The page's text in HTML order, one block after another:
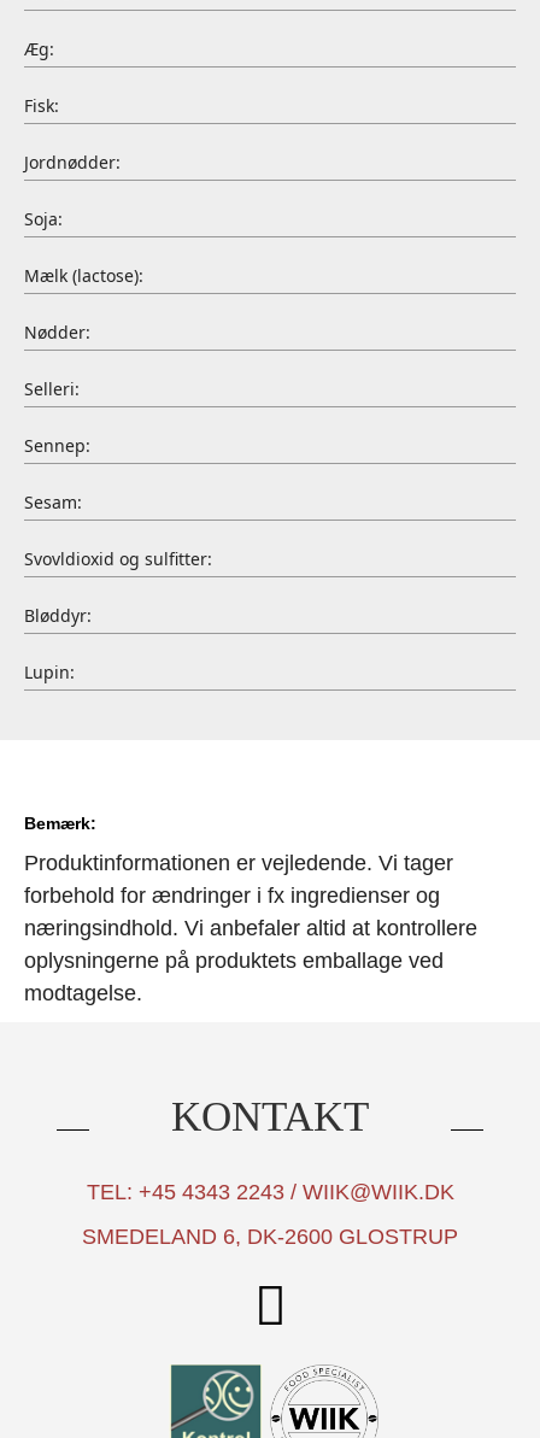
Æg:
Fisk:
Jordnødder:
Soja:
Mælk (lactose):
Nødder:
Selleri:
Sennep:
Sesam:
Svovldioxid og sulfitter:
Bløddyr:
Lupin:
Bemærk:
Produktinformationen er vejledende. Vi tager
forbehold for ændringer i fx ingredienser og
næringsindhold. Vi anbefaler altid at kontrollere
oplysningerne på produktets emballage ved
modtagelse.
KONTAKT
TEL: +45 4343 2243 / WIIK@WIIK.DK
SMEDELAND 6, DK-2600 GLOSTRUP